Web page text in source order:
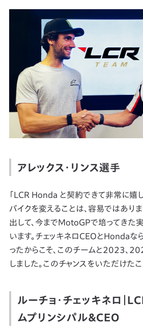
アレックス・リンス選手
「LCR Honda と契約できて非常に嬉
バイクを変えることは、容易ではあり
出して、今までMotoGPで培ってきた
います。チェッキネロCEOとHonda
ったからこそ、このチームと2023、
しました。このチャンスをいただけた
ルーチョ・チェッキネロ｜
ムプリンシパル＆CEO